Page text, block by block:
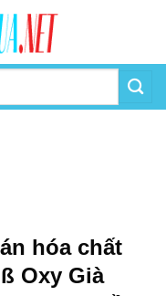
hóa chất
Oxy Già